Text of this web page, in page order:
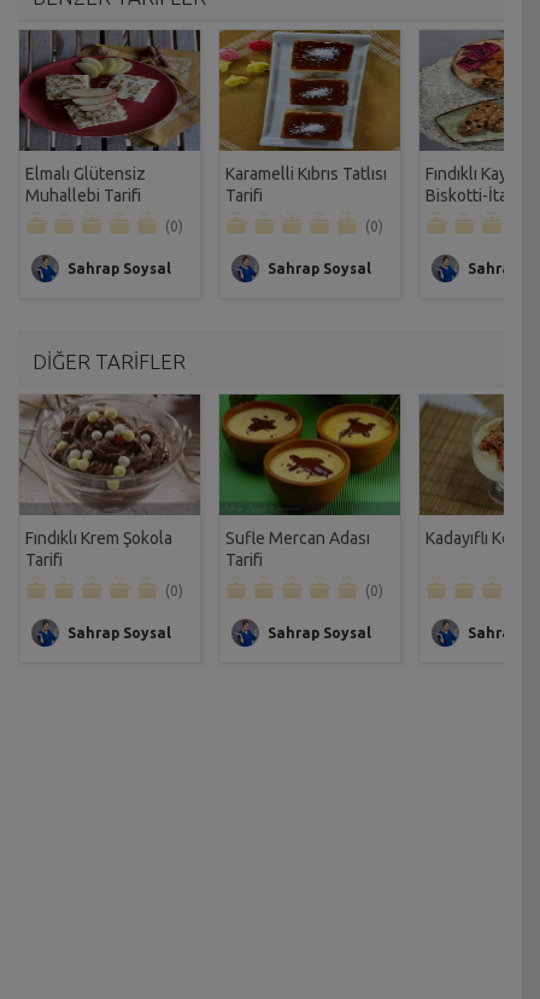
Elmalı Glütensiz
Muhallebi Tarifi
(0)
Sahrap Soysal
Karamelli Kıbrıs Tatlısı
Tarifi
(0)
Sahrap Soysal
Fındıklı Kayısılı
Biskotti-İtalyan
Kurabiyesi
Sahrap
DİĞER TARİFLER
Fındıklı Krem Şokola
Tarifi
(0)
Sahrap Soysal
Sufle Mercan Adası
Tarifi
(0)
Sahrap Soysal
Kadayıflı
Sahrap